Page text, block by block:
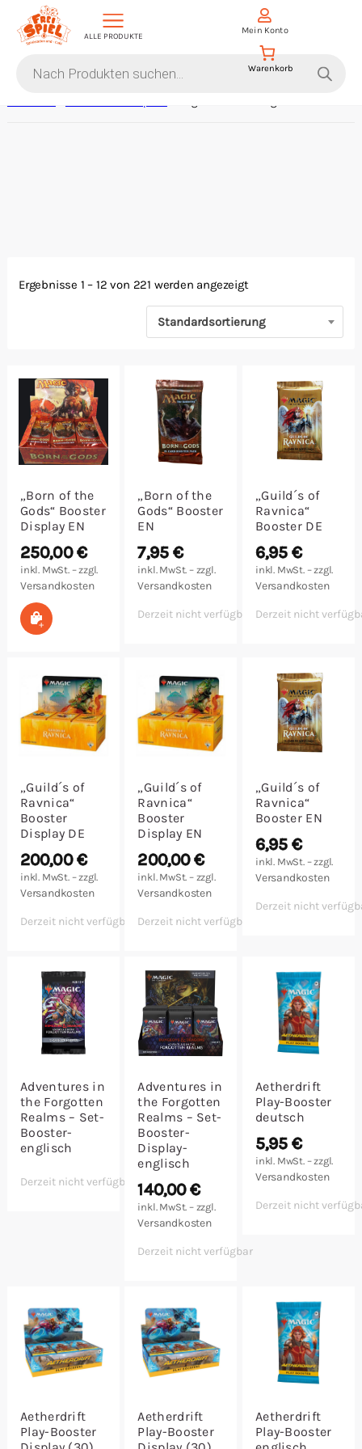
ALLE PRODUKTE
search
Mein Konto
Krimi-Dinner
Malen/Modellbau
Rollenspiele
Sammelkartenspiele
Spielzubehör
Tabletop
Würfel
Ergebnisse 1 – 12 von 221 werden angezeigt
Standardsortierung
„Born of the
Gods“ Booster
Display EN
250,00€
inkl. MwSt. – zzgl.
Versandkosten
In den Warenkorb
„Born of the
Gods“ Booster
EN
7,95 €
inkl. MwSt. – zzgl.
Versandkosten
Derzeit nicht verfügbar
„Guild´s of
Ravnica“
Booster DE
6,95€
inkl. MwSt. – zzgl.
Versandkosten
Derzeit nicht
„Guild´s of
Ravnica“
Booster
Display DE
200,00€
inkl. MwSt. – zzgl.
Versandkosten
Derzeit nicht verfügbar
„Guild´s of
Ravnica“
Booster
Display EN
200,00€
inkl. MwSt. – zzgl.
Versandkosten
Derzeit nicht verfügbar
„Guild´s of
Ravnica“
Booster EN
6,95€
inkl. MwSt. – zzgl.
Versandkosten
Derzeit nicht
Adventures in
the Forgotten
Realms – Set-
Booster-
englisch
Derzeit nicht verfügbar
Adventures in
the Forgotten
Realms – Set-
Booster-
Display-
englisch
140,00€
inkl. MwSt. – zzgl.
Versandkosten
Derzeit nicht verfügbar
Aetherdrift
Play-Booster
deutsch
5,95€
inkl. MwSt. – zzgl.
Versandkosten
Derzeit nicht
Aetherdrift
Play-Booster
Aetherdrift
Play-Booster
Aetherdrift
Play-Booster